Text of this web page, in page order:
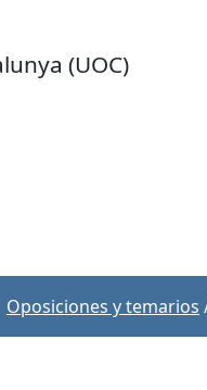
(UOC)
Oposiciones y temarios